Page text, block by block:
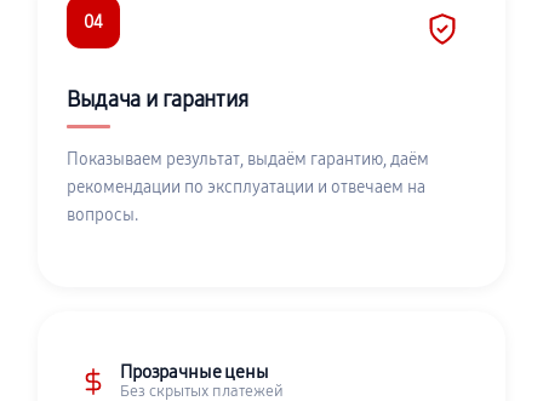
04
Выдача и гарантия
Показываем результат, выдаём гарантию, даём
рекомендации по эксплуатации и отвечаем на
вопросы.
Прозрачные цены
Без скрытых платежей